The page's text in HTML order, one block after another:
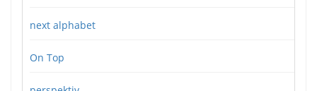
next alphabet
On Top